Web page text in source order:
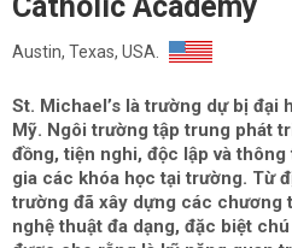
Austin, Texas, USA.
St. Michael’s là trường dự bị đại
Mỹ. Ngôi trường tập trung phát
đồng, tiện nghi, độc lập và
gia các khóa học tại trường. Từ
trường đã xây dựng các chương
nghệ thuật đa dạng, đặc biệt